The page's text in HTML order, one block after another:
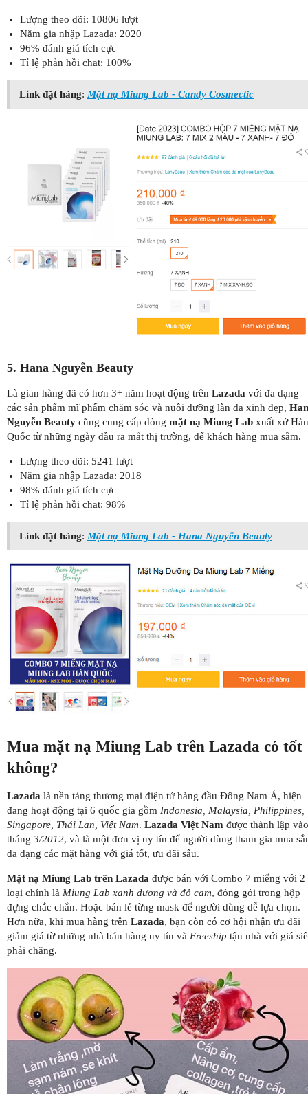
Lượng theo dõi: 10806 lượt
Năm gia nhập Lazada: 2020
96% đánh giá tích cực
Tỉ lệ phản hồi chat: 100%
Link đặt hàng: Mặt nạ Miung Lab - Candy Cosmectic
5. Hana Nguyễn Beauty
Là gian hàng đã có hơn 3+ năm hoạt động trên Lazada với đa dạng
các sản phẩm mĩ phẩm chăm sóc và nuôi dưỡng làn da xinh đẹp,
Nguyễn Beauty cũng cung cấp dòng mặt nạ Miung Lab xuất xứ Hàn
Quốc từ những ngày đầu ra mắt thị trường, để khách hàng mua sắm.
Lượng theo dõi: 5241 lượt
Năm gia nhập Lazada: 2018
98% đánh giá tích cực
Tỉ lệ phản hồi chat: 98%
Link đặt hàng: Mặt nạ Miung Lab - Hana Nguyễn Beauty
Mua mặt nạ Miung Lab trên Lazada có tốt
không?
Lazada là nền tảng thương mại điện tử hàng đầu Đông Nam Á, hiện
đang hoạt động tại 6 quốc gia gồm Indonesia, Malaysia, Philippines,
Singapore, Thái Lan, Việt Nam. Lazada Việt Nam được thành lập vào
tháng 3/2012, và là một đơn vị uy tín để người dùng tham gia mua
đa dạng các mặt hàng với giá tốt, ưu đãi sâu.
Mặt nạ Miung Lab trên Lazada được bán với Combo 7 miếng với 2
loại chính là Miung Lab xanh dương và đỏ cam, đóng gói trong hộp
đựng chắc chắn. Hoặc bán lẻ từng mask để người dùng dễ lựa chọn.
Hơn nữa, khi mua hàng trên Lazada, bạn còn có cơ hội nhận ưu đãi
giảm giá từ những nhà bán hàng uy tín và Freeship tận nhà với giá
phải chăng.